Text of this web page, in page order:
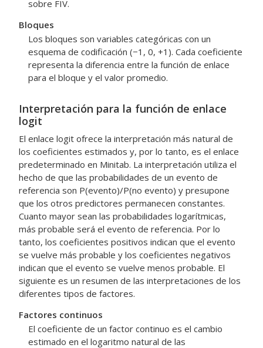
sobre FIV.
Bloques
Los bloques son variables categóricas con un
esquema de codificación (−1, 0, +1). Cada coeficiente
representa la diferencia entre la función de enlace
para el bloque y el valor promedio.
Interpretación para la función de enlace
logit
El enlace logit ofrece la interpretación más natural de
los coeficientes estimados y, por lo tanto, es el enlace
predeterminado en Minitab. La interpretación utiliza el
hecho de que las probabilidades de un evento de
referencia son P(evento)/P(no evento) y presupone
que los otros predictores permanecen constantes.
Cuanto mayor sean las probabilidades logarítmicas,
más probable será el evento de referencia. Por lo
tanto, los coeficientes positivos indican que el evento
se vuelve más probable y los coeficientes negativos
indican que el evento se vuelve menos probable. El
siguiente es un resumen de las interpretaciones de los
diferentes tipos de factores.
Factores continuos
El coeficiente de un factor continuo es el cambio
estimado en el logaritmo natural de las